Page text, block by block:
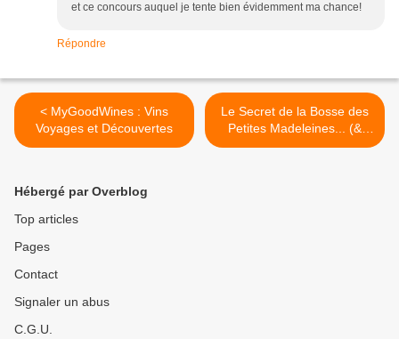
et ce concours auquel je tente bien évidemment ma chance!
Répondre
< MyGoodWines : Vins
Voyages et Découvertes
Le Secret de la Bosse des
Petites Madeleines... (&
Trucs en plus) >
Hébergé par Overblog
Top articles
Pages
Contact
Signaler un abus
C.G.U.